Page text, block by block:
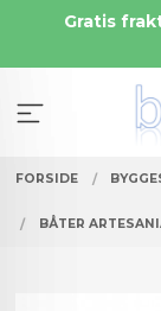
Gratis
FORSIDE
BÅTER